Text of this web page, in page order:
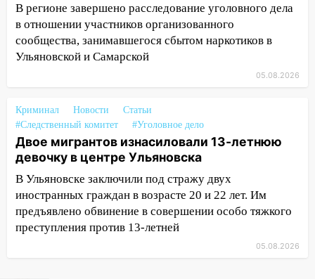
10:18 Губернатор Ульяновской области:
уничтожено четыре беспилотника в
регионе
10:00
В Ульяновске дотла сгорел
09:39
В Ульяновске будут судить десять
наркодилеров, снабжавших две области
09:25 Вынесли приговор дебоширам,
избившим мужчину в трамвае
08:27 Ульяновская полиция получила
один из шести уникальных автомобилей
в России
В регионе завершено расследование уголовного дела
в отношении участников организованного
сообщества, занимавшегося сбытом наркотиков в
Ульяновской и Самарской
05.08.2026
Криминал Новости
Статьи
#Следственный комитет
#Уголовное дело
Двое мигрантов изнасиловали 13-летнюю
девочку в центре Ульяновска
В Ульяновске заключили под стражу двух
иностранных граждан в возрасте 20 и 22 лет. Им
предъявлено обвинение в совершении особо тяжкого
преступления против 13-летней
05.08.2026